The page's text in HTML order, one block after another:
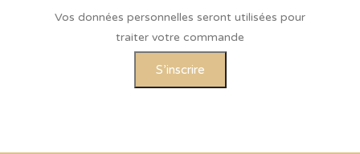
Vos données personnelles seront utilisées pour
traiter votre commande
S’inscrire